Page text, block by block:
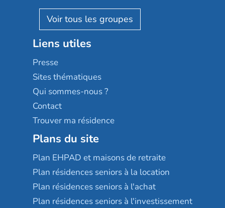
Reseda
Stella management
Les villages d'or
Sérénys
Résidences services Villa Médicis
Résidalya
Groupe aplus
AGE D'OR Services
Liens utiles
Presse
Sites thématiques
Qui sommes-nous ?
Contact
Trouver ma résidence
Plans du site
Plan EHPAD et maisons de retraite
Plan résidences seniors à la location
Plan résidences seniors à l'achat
Plan résidences seniors à l'investissement